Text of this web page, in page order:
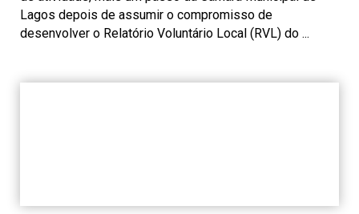
Lagos depois de assumir o compromisso de
desenvolver o Relatório Voluntário Local (RVL) do ...